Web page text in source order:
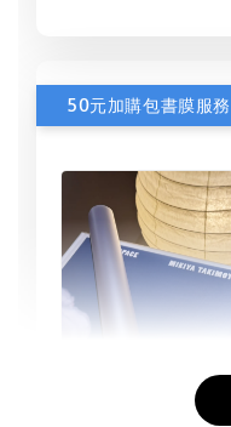
50元加購包書膜服務